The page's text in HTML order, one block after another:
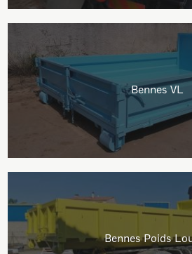
Bennes VL
Bennes Poids